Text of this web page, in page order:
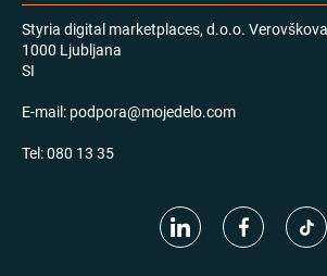
Styria digital marketplaces, d.o.o.
1000 Ljubljana
SI
E-mail: podpora@mojedelo.com
Tel:080 13 35